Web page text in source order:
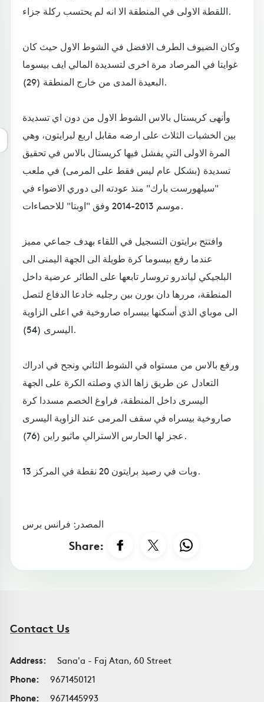
اللقطة الاولى في المنطقة الا انه لم يحتسب ركلة جزاء.
وكان الضيوف الطرف الافضل في الشوط الاول حيث كان
غوايتا في المرصاد مرة اخرى لتسديدة المالي ايف بيسوما
البعيدة المدى من خارج المنطقة (29).
وأنهى كريستال بالاس الشوط الاول من دون اي تسديدة
بين الخشبات الثلاث على ارضه مقابل اربع لبرايتون، وهي
المرة الاولى التي يفشل فيها كريستال بالاس في تحقيق
تسديدة (بشكل عام ليس فقط على المرمى) في ملعب
"سيلهورست بارك" منذ عودته الى دوري الاضواء في
موسم 2013-2014 وفق "اوبتا" للاحصاءات.
وافتتح برايتون التسجيل في اللقاء بهدف جماعي مميز
عندما رفع بيسوما كرة طويلة الى الجهة اليمنى الى
البلجيكي لياندرو تروسار تابعها على الطائر عرضية داخل
المنطقة، مررها دان بورن بين رجليه خادعا الدفاع لتصل
الى موباي الذي أسكنها بيسراه صاروخية في اعلى الزاوية
اليسرى (54).
ورفع بالاس من مستواه في الشوط الثاني ونجح في ادراك
التعادل عن طريق زاها الذي وصلته الكرة على الجهة
اليسرى داخل المنطقة، فراوغ الخصم مسددا كرة
صاروخية بيسراه في سقف المرمى عند الزاوية اليسرى
عجز لها الحارس الاسترالي ماثيو راين (76).
وبات في رصيد برايتون 20 نقطة في المركز 13.
المصدر: فرانس برس
Share:
Contact Us
Address:
Sana'a - Faj Atan, 60 Street
Phone:
9671450121
Phone:
9671445993